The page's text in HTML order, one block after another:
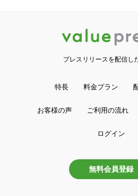
プレスリリースを配信し
特長 料金プラン
お客様の声 ご利用の流れ
ログイン
無料会員登録